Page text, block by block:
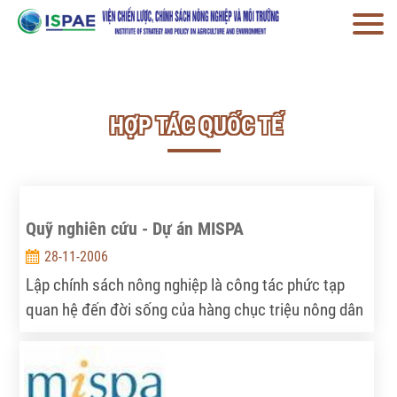
HỢP TÁC QUỐC TẾ
Quỹ nghiên cứu - Dự án MISPA
28-11-2006
Lập chính sách nông nghiệp là công tác phức tạp
quan hệ đến đời sống của hàng chục triệu nông dân
khoa học, đủ kinh nghiệm thực tiễn. Trong dự án
MISPA, Viện Chính sách và Chiến lược phát triển